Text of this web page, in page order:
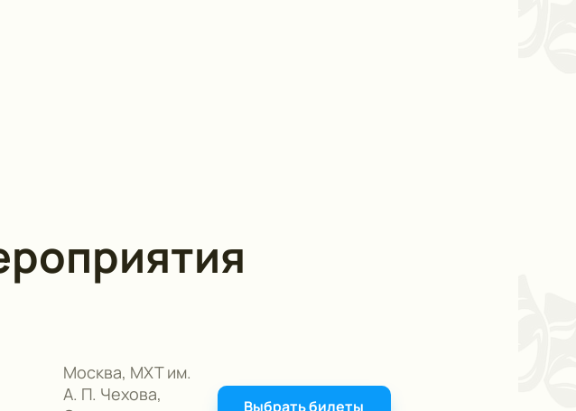
Москва, МХТ им.
А. П. Чехова,
Выбрать билеты